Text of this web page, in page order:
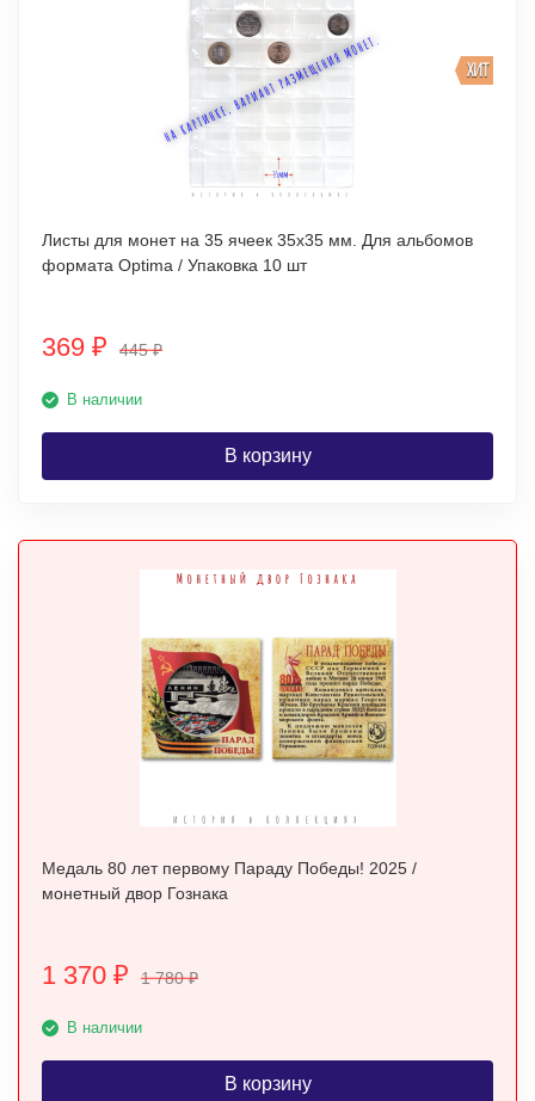
ХИТ
Листы для монет на 35 ячеек 35х35 мм. Для альбомов
формата Optima / Упаковка 10 шт
369 ₽ 445₽
В наличии
В корзину
Медаль 80 лет первому Параду Победы! 2025 /
монетный двор Гознака
1 370 ₽ 1 780₽
В наличии
В корзину